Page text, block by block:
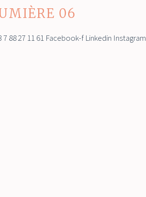
06
88 27 11 61 Facebook-f Linkedin Instagram